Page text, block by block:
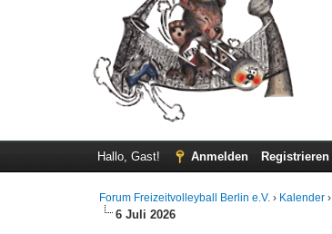
Hallo, Gast! Anmelden Registrieren
Forum Freizeitvolleyball Berlin e.V. › Kalender ›
6 Juli 2026